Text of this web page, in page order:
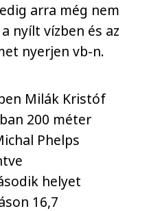
arra még nem
nyílt vízben és az
nyerjen vb-n.
Milák Kristóf
200 méter
Phelps
helyet
16,7